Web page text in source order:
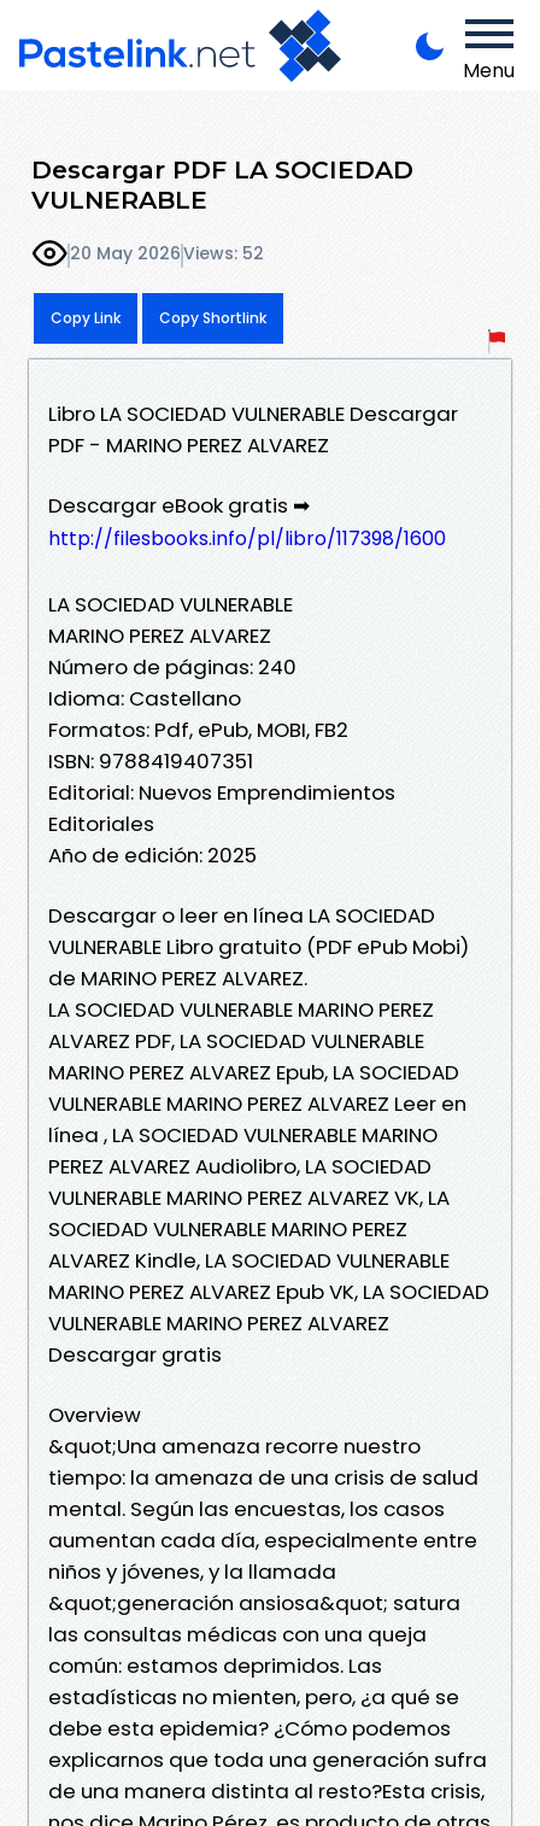
Menu
Descargar PDF LA SOCIEDAD
VULNERABLE
20 May 2026Views: 52
Copy Link Copy Shortlink
Libro LA SOCIEDAD VULNERABLE Descargar
PDF - MARINO PEREZ ALVAREZ
Descargar eBook gratis ➡
http://filesbooks.info/pl/libro/117398/1600
LA SOCIEDAD VULNERABLE
MARINO PEREZ ALVAREZ
Número de páginas: 240
Idioma: Castellano
Formatos: Pdf, ePub, MOBI, FB2
ISBN: 9788419407351
Editorial: Nuevos Emprendimientos
Editoriales
Año de edición: 2025
Descargar o leer en línea LA SOCIEDAD
VULNERABLE Libro gratuito (PDF ePub Mobi)
de MARINO PEREZ ALVAREZ.
LA SOCIEDAD VULNERABLE MARINO PEREZ
ALVAREZ PDF, LA SOCIEDAD VULNERABLE
MARINO PEREZ ALVAREZ Epub, LA SOCIEDAD
VULNERABLE MARINO PEREZ ALVAREZ Leer en
línea , LA SOCIEDAD VULNERABLE MARINO
PEREZ ALVAREZ Audiolibro, LA SOCIEDAD
VULNERABLE MARINO PEREZ ALVAREZ VK, LA
SOCIEDAD VULNERABLE MARINO PEREZ
ALVAREZ Kindle, LA SOCIEDAD VULNERABLE
MARINO PEREZ ALVAREZ Epub VK, LA SOCIEDAD
VULNERABLE MARINO PEREZ ALVAREZ
Descargar gratis
Overview
&quot;Una amenaza recorre nuestro
tiempo: la amenaza de una crisis de salud
mental. Según las encuestas, los casos
aumentan cada día, especialmente entre
niños y jóvenes, y la llamada
&quot;generación ansiosa&quot; satura
las consultas médicas con una queja
común: estamos deprimidos. Las
estadísticas no mienten, pero, ¿a qué se
debe esta epidemia? ¿Cómo podemos
explicarnos que toda una generación sufra
de una manera distinta al resto?Esta crisis,